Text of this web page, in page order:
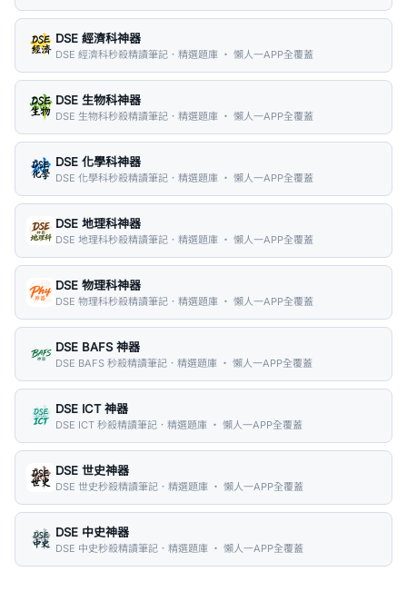
DSE 經濟科神器
DSE 經濟科秒殺精讀筆記．精選題庫 ・ 懶人一APP全覆蓋
DSE 生物科神器
DSE 生物科秒殺精讀筆記．精選題庫 ・ 懶人一APP全覆蓋
DSE 化學科神器
DSE 化學科秒殺精讀筆記．精選題庫 ・ 懶人一APP全覆蓋
DSE 地理科神器
DSE 地理科秒殺精讀筆記．精選題庫 ・ 懶人一APP全覆蓋
DSE 物理科神器
DSE 物理科秒殺精讀筆記．精選題庫 ・ 懶人一APP全覆蓋
DSE BAFS 神器
DSE BAFS 秒殺精讀筆記．精選題庫 ・ 懶人一APP全覆蓋
DSE ICT 神器
DSE ICT 秒殺精讀筆記．精選題庫 ・ 懶人一APP全覆蓋
DSE 世史神器
DSE 世史秒殺精讀筆記．精選題庫 ・ 懶人一APP全覆蓋
DSE 中史神器
DSE 中史秒殺精讀筆記．精選題庫 ・ 懶人一APP全覆蓋